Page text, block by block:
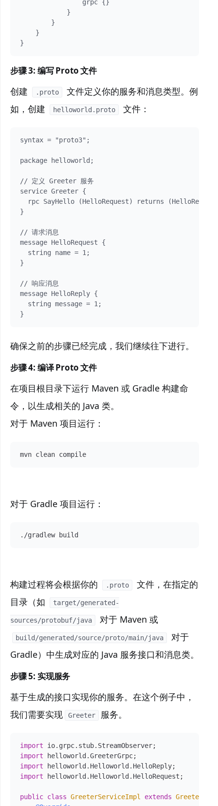
                grpc {}
            }
        }
    }
}
步骤 3: 编写 Proto 文件
创建 .proto
文件定义你的服务和消息类型。例
如，创建
helloworld.proto 文件：
syntax = "proto3";
package helloworld;
// 定义 Greeter 服务
service Greeter {
rpc SayHello (HelloRequest) returns (HelloReply)
}
// 请求消息
message HelloRequest {
  string name = 1;
}
// 响应消息
message HelloReply {
  string message = 1;
}
确保之前的步骤已经完成，我们继续往下进行。
步骤 4: 编译 Proto 文件
在项目根目录下运行 Maven 或 Gradle 构建命
令，以生成相关的 Java 类。
对于 Maven 项目运行：
mvn clean compile
对于 Gradle 项目运行：
./gradlew build
构建过程将会根据你的 .proto
文件，在指定的
目录（如
target/generated-
sources/protobuf/java 对于 Maven 或
build/generated/source/proto/main/java
对于
Gradle）中生成对应的 Java 服务接口和消息类。
步骤 5: 实现服务
基于生成的接口实现你的服务。在这个例子中，
我们需要实现
Greeter 服务。
import
import
import
import helloworld.Helloworld.HelloRequest;
public class GreeterServiceImpl extends GreeterGrpc